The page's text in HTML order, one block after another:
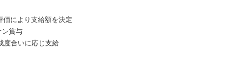
により支給額を決定
ン賞与
度合いに応じ支給